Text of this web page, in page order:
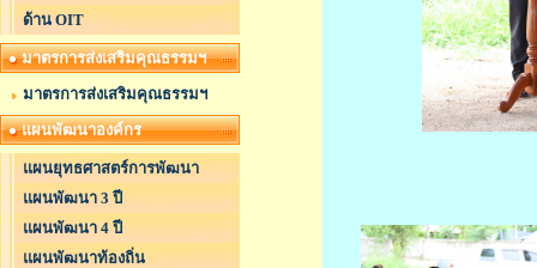
ด้าน OIT
มาตรการส่งเสริมคุณธรรมฯ
มาตรการส่งเสริมคุณธรรมฯ
แผนพัฒนาองค์กร
แผนยุทธศาสตร์การพัฒนา
แผนพัฒนา 3 ปี
แผนพัฒนา 4 ปี
แผนพัฒนาท้องถิ่น